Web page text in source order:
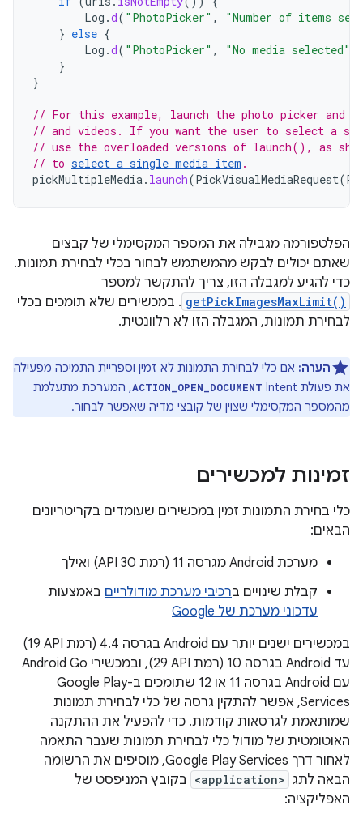
Log .d( "PhotoPicker" ,
"Number of items
} else {
Log .d( "PhotoPicker" , "No media selected"
}
}
// For this example, launch the photo picker and
// and videos. If you want the user to select a
// use the overloaded versions of launch(), as
// to select a single media item .
pickMultipleMedia. launch(PickVisualMediaRequest(
הפלטפורמה מגבילה את המספר המקסימלי של קבצים
שאתם יכולים לבקש מהמשתמש לבחור בכלי לבחירת תמונות.
כדי להגיע למגבלה הזו, צריך להתקשר למספר
getPickImagesMaxLimit() . במכשירים שלא תומכים בכלי
לבחירת תמונות, המגבלה הזו לא רלוונטית.
הערה: אם כלי לבחירת התמונות לא זמין וספריית התמיכה מפעילה
את פעולת Intent
ACTION_OPEN_DOCUMENT, המערכת מתעלמת
מהמספר המקסימלי שצוין של קובצי מדיה שאפשר לבחור.
זמינות למכשירים
כלי בחירת התמונות זמין במכשירים שעומדים בקריטריונים
הבאים:
מערכת Android מגרסה 11 (רמת API 30) ואילך
קבלת שינויים ברכיבי מערכת מודולריים באמצעות
עדכוני מערכת של Google
במכשירים ישנים יותר עם Android בגרסה 4.4 (רמת API‏ 19)
עד Android בגרסה 10 (רמת API‏ 29), ובמכשירי Android Go
עם Android בגרסה 11 או 12 שתומכים ב-Google Play
Services, אפשר להתקין גרסה של כלי לבחירת תמונות
שמותאמת לגרסאות קודמות. כדי להפעיל את ההתקנה
האוטומטית של מודול כלי לבחירת תמונות שעבר התאמה
לאחור דרך Google Play Services, מוסיפים את הרשומה
הבאה לתג <application> בקובץ המניפסט של
האפליקציה: